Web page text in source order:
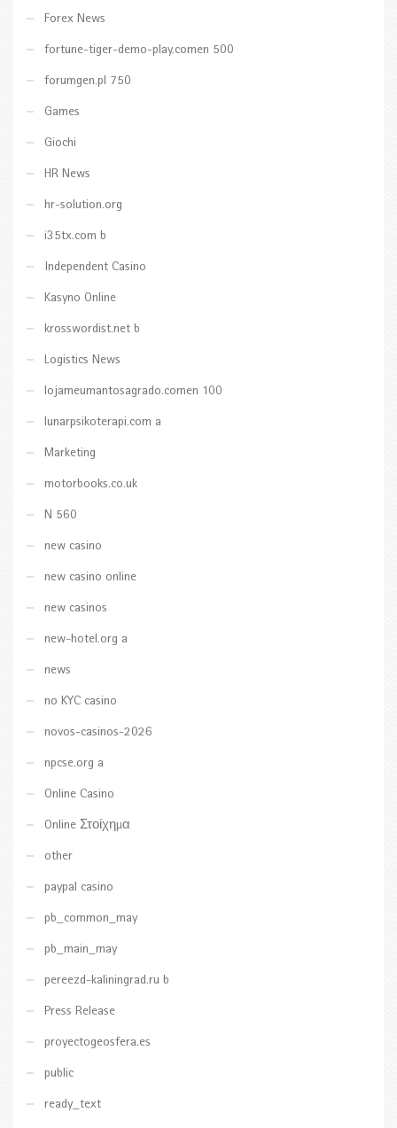
Forex News
fortune-tiger-demo-play.comen 500
forumgen.pl 750
Games
Giochi
HR News
hr-solution.org
i35tx.com b
Independent Casino
Kasyno Online
krosswordist.net b
Logistics News
lojameumantosagrado.comen 100
lunarpsikoterapi.com a
Marketing
motorbooks.co.uk
N 560
new casino
new casino online
new casinos
new-hotel.org a
news
no KYC casino
novos-casinos-2026
npcse.org a
Online Casino
Online Στοίχημα
other
paypal casino
pb_common_may
pb_main_may
pereezd-kaliningrad.ru b
Press Release
proyectogeosfera.es
public
ready_text